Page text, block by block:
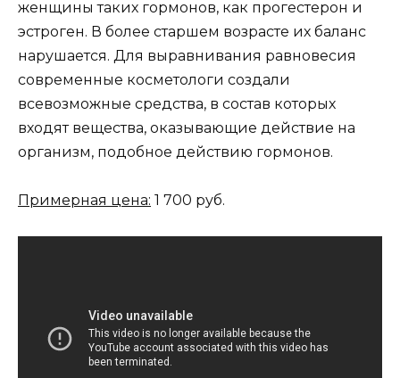
женщины таких гормонов, как прогестерон и
эстроген. В более старшем возрасте их баланс
нарушается. Для выравнивания равновесия
современные косметологи создали
всевозможные средства, в состав которых
входят вещества, оказывающие действие на
организм, подобное действию гормонов.
Примерная цена: 1 700 руб.